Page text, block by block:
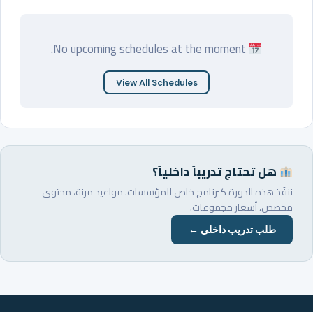
View All Schedules
هل تحتاج تدريباً داخلياً؟
ننفّذ هذه الدورة كبرنامج خاص للمؤسسات. مواعيد مرنة، محتوى
مخصص، أسعار مجموعات.
طلب تدريب داخلي ←